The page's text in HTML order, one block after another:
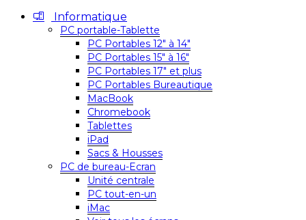
Informatique
PC portable-Tablette
PC Portables 12″ à 14″
PC Portables 15″ à 16″
PC Portables 17″ et plus
PC Portables Bureautique
MacBook
Chromebook
Tablettes
iPad
Sacs & Housses
PC de bureau-Ecran
Unité centrale
PC tout-en-un
iMac